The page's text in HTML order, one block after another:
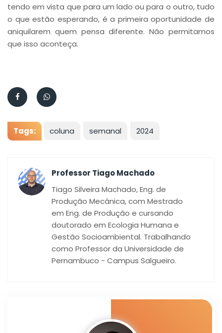
tendo em vista que para um lado ou para o outro, tudo
o que estão esperando, é a primeira oportunidade de
aniquilarem quem pensa diferente. Não permitamos
que isso aconteça.
Tags: coluna semanal 2024
Professor Tiago Machado
Tiago Silveira Machado, Eng. de
Produção Mecânica, com Mestrado
em Eng. de Produção e cursando
doutorado em Ecologia Humana e
Gestão Socioambiental. Trabalhando
como Professor da Universidade de
Pernambuco - Campus Salgueiro.